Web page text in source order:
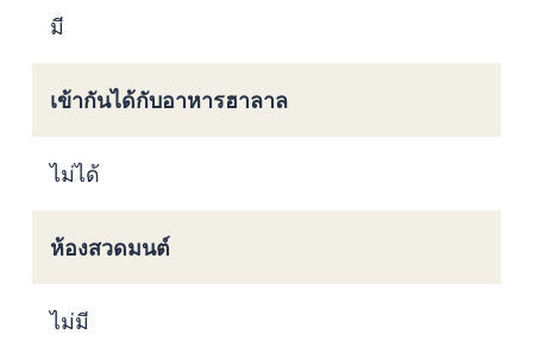
มี
เข้ากันได้กับอาหารฮาลาล
ไม่ได้
ห้องสวดมนต์
ไม่มี